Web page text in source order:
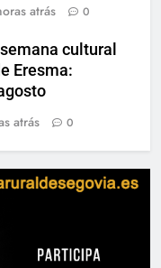
atrás 0
cultural
Eresma:
atrás 0